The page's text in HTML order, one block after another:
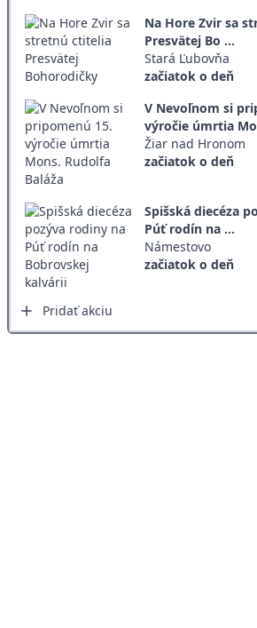
Na Hore Zvir sa
Presvätej Bo ...
Stará Ľubovňa
začiatok o deň
V Nevoľnom si
výročie úmrtia
Žiar nad Hronom
začiatok o deň
Spišská diecéza
Púť rodín na ...
Námestovo
začiatok o deň
Pridať akciu